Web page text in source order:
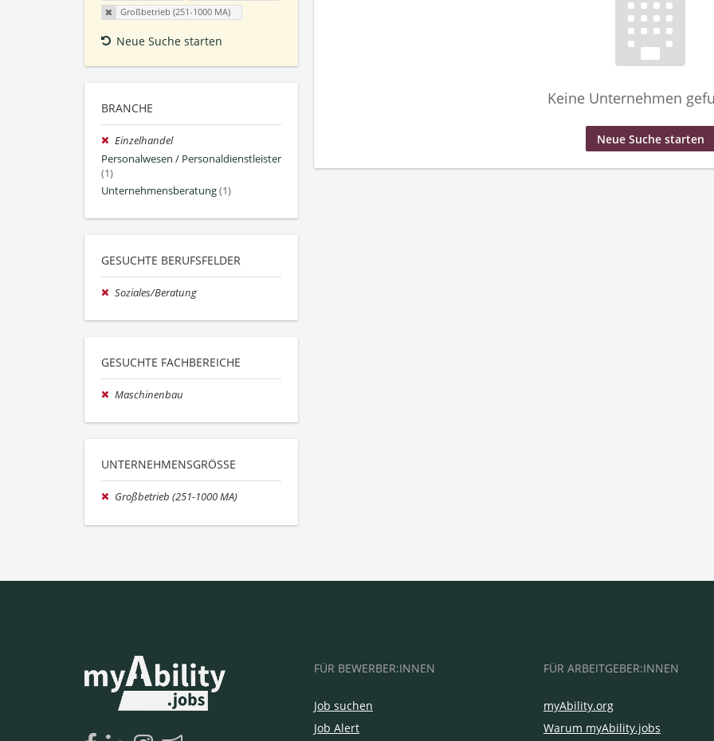
Großbetrieb (251-1000 MA)
Neue Suche starten
BRANCHE
Einzelhandel
Personalwesen / Personaldienstleister
(1)
Unternehmensberatung(1)
GESUCHTE BERUFSFELDER
Soziales/Beratung
GESUCHTE FACHBEREICHE
Maschinenbau
UNTERNEHMENSGRÖSSE
Großbetrieb (251-1000 MA)
Keine Unternehmen
Neue Suche starten
FÜR BEWERBER:INNEN
Job suchen
Job Alert
FÜR ARBEITGEBER:INNEN
myAbility.org
Warum myAbility.jobs